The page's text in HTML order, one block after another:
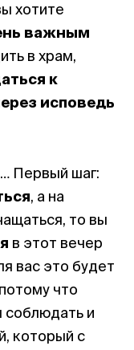
хотите
важным
в храм,
к
исповедь
Первый шаг:
, а на
то вы
в этот вечер
вас это будет
что
и
который с